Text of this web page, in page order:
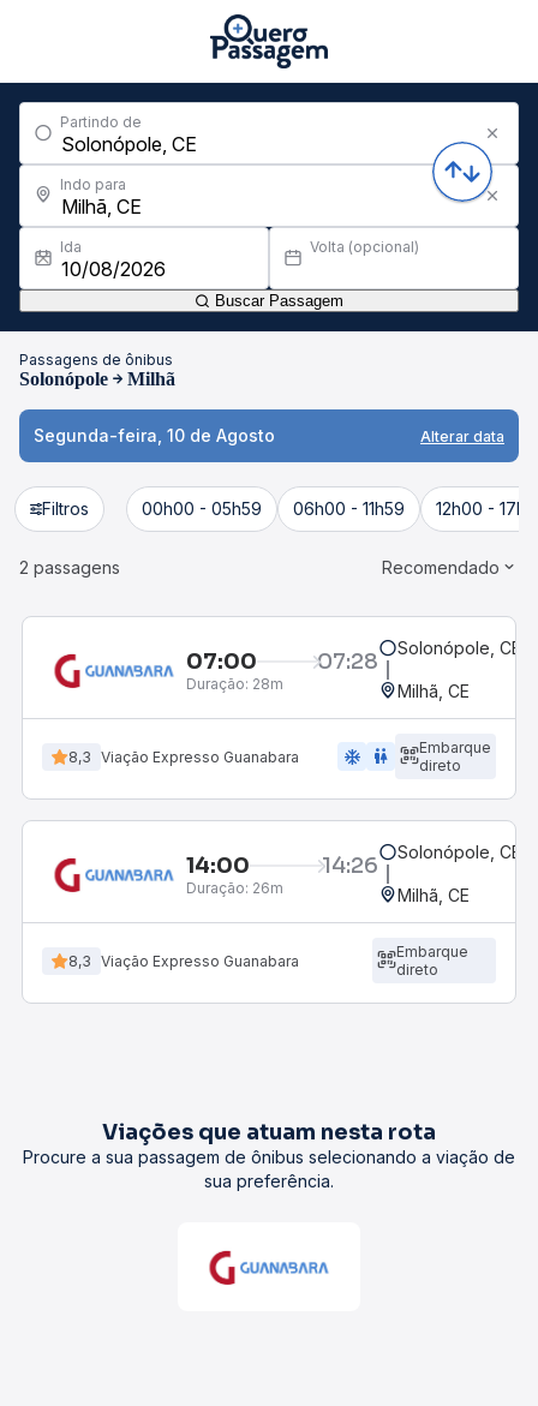
Partindo de
Indo para
Ida Volta (opcional)
Buscar Passagem
Passagens de ônibus
Solonópole Milhã
Segunda-feira, 10 de Agosto Alterar data
Filtros 00h00 - 05h59 06h00 - 11h59 12h00 -
2 passagens Recomendado
07:00 07:28
Duração: 28m
Solonópole, CE
Milhã, CE
8,3 Viação Expresso Guanabara ac_unit wc
Embarque
direto
14:00 14:26
Duração: 26m
Solonópole, CE
Milhã, CE
8,3 Viação Expresso Guanabara
Embarque
direto
Viações que atuam nesta rota
Procure a sua passagem de ônibus selecionando a viação de
sua preferência.